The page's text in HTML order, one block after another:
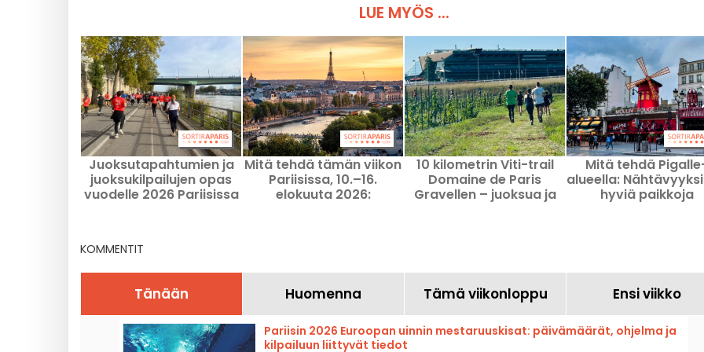
LUE MYÖS ...
Juoksutapahtumien ja
juoksukilpailujen opas
vuodelle 2026 Pariisissa
Mitä tehdä tämän viikon
Pariisissa, 10.–16.
elokuuta 2026:
10 kilometrin Viti-trail
Domaine de Paris
Gravellen – juoksua ja
Mitä tehdä
alueella:
hyviä paikkoja
KOMMENTIT
Tänään Huomenna Tämä viikonloppu Ensi viikko
Pariisin 2026 Euroopan uinnin mestaruuskisat: päivämäärät, ohjelma ja
kilpailuun liittyvät tiedot